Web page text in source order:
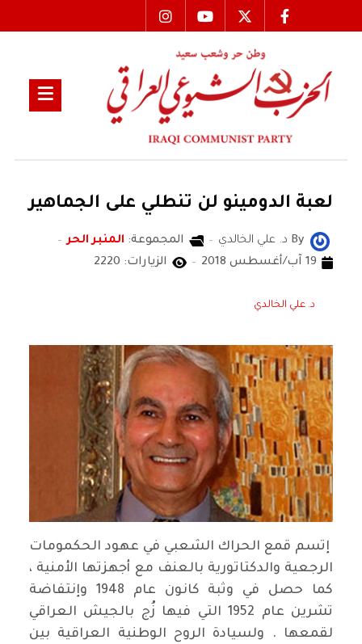
لعبة الدومينو لن تنطلي على الجماهير
By د. علي الخالدي المجموعة: المنبر الحر
19 آب/أغسطس 2018
الزيارات: 2220
د. علي الخالدي
إتسم قمع الحراك الشعبي في عهود الحكمومات
الرجعية والدكتاتورية بالعنف مع أجهزتها الأمنية ،
كما حصل في وثبة كانون عام 1948 وإنتفاضة
تشرين عام 1952 التي فيها زُج بالجيش العراقي
لقمعها . ولسيادة الروح الوطنية العراقية بين